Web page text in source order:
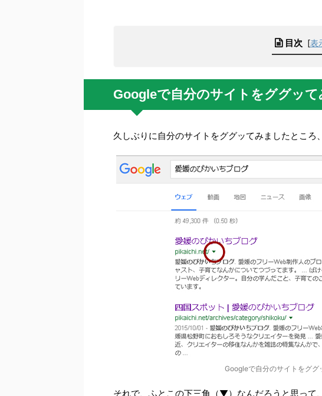
目次 [表
Googleで自分のサイトをググッ
久しぶりに自分のサイトをググッてみましたところ
Googleで自分のサイトをググ
それで、ふとこの下三角（▼）なんだろうと思って